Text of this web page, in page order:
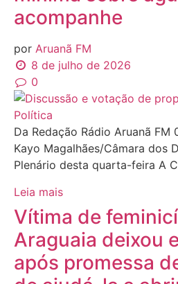
acompanhe
por Aruanã FM
8 de julho de 2026
0
Política
Da Redação Rádio Aruanã
Kayo Magalhães/Câmara dos
Plenário desta quarta-feira A
Leia mais
Vítima de
Araguaia deixou
após promessa